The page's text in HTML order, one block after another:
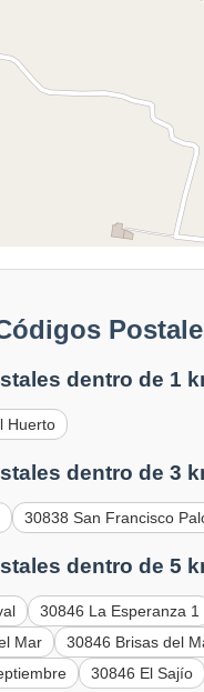
dentro de 1
Huerto
dentro de 3
30838 San Francisco
dentro de 5
30846 La Esperanza 1
Mar
30846 Brisas del
30846 El Sajío